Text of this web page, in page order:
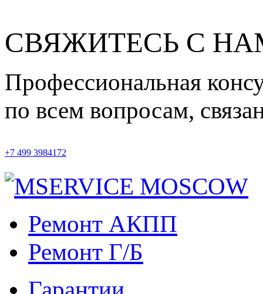
СВЯЖИТЕСЬ С
Профессиональная
по всем вопросам,
+7 499 3984172
Ремонт АКПП
Ремонт Г/Б